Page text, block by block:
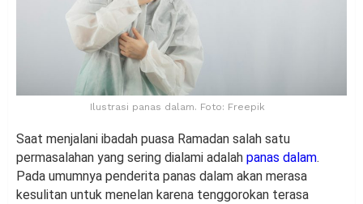
Ilustrasi panas dalam. Foto: Freepik
Saat menjalani ibadah puasa Ramadan salah satu
permasalahan yang sering dialami adalah panas dalam.
Pada umumnya penderita panas dalam akan merasa
kesulitan untuk menelan karena tenggorokan terasa